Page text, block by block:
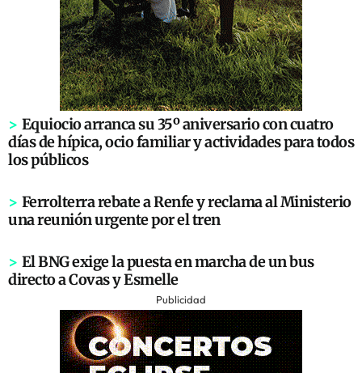
> Equiocio arranca su 35º aniversario con cuatro
días de hípica, ocio familiar y actividades para todos
los públicos
> Ferrolterra rebate a Renfe y reclama al Ministerio
una reunión urgente por el tren
> El BNG exige la puesta en marcha de un bus
directo a Covas y Esmelle
Publicidad